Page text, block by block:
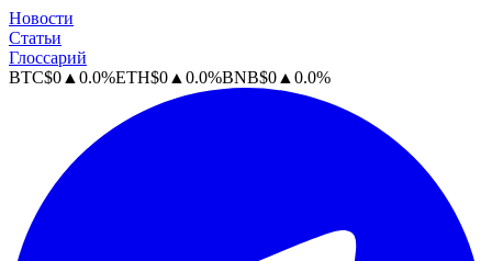
Новости
Статьи
Глоссарий
BTC$0 ▲ 0.0%ETH$0 ▲ 0.0%BNB$0 ▲ 0.0%